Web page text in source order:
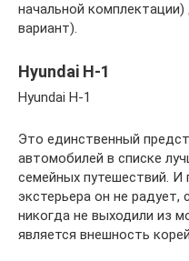
начальной
вариант).
Hyundai H-1
Hyundai H-1
Это единственный
автомобилей в списке
семейных путешествий.
экстерьера он не радует,
никогда не выходили из
является внешность